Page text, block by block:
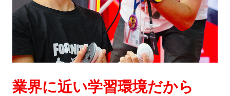
業界に近い学習環境だから